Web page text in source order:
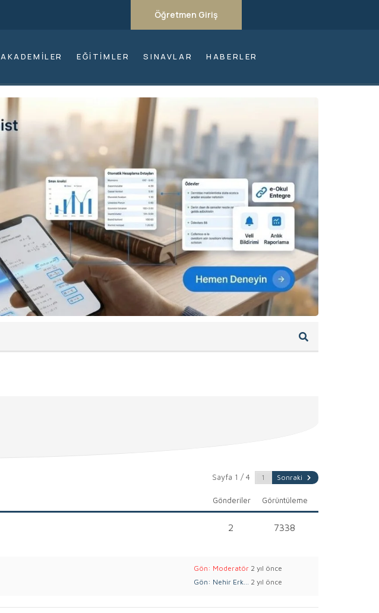
Öğretmen Giriş
AKADEMILER EĞITIMLER SINAVLAR HABERLER
Sayfa 1 / 4 Sonraki
Görüntüleme
Gönderiler
7338
2
Gön: Moderatör 2 yıl önce
Gön: Nehir Erk... 2 yıl önce